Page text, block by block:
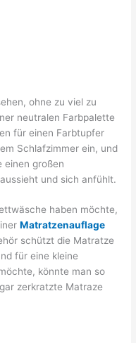
ohne zu viel zu
neutralen Farbpalette
für einen Farbtupfer
Schlafzimmer ein, und
einen großen
und sich anfühlt.
haben möchte,
Matratzenauflage
schützt die Matratze
für eine kleine
könnte man so
zerkratzte Matraze